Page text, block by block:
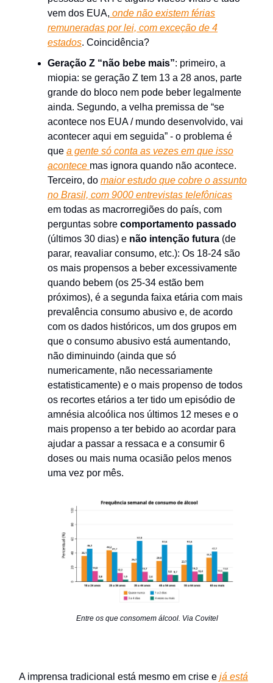
vem dos EUA, onde não existem férias
remuneradas por lei, com exceção de 4
estados. Coincidência?
Geração Z “não bebe mais”: primeiro, a
miopia: se geração Z tem 13 a 28 anos, parte
grande do bloco nem pode beber legalmente
ainda. Segundo, a velha premissa de “se
acontece nos EUA / mundo desenvolvido, vai
acontecer aqui em seguida” - o problema é
que a gente só conta as vezes em que isso
acontece mas ignora quando não acontece.
Terceiro, do maior estudo que cobre o assunto
no Brasil, com 9000 entrevistas telefônicas
em todas as macrorregiões do país, com
perguntas sobre comportamento passado
(últimos 30 dias) e não intenção futura (de
parar, reavaliar consumo, etc.): Os 18-24 são
os mais propensos a beber excessivamente
quando bebem (os 25-34 estão bem
próximos), é a segunda faixa etária com mais
prevalência consumo abusivo e, de acordo
com os dados históricos, um dos grupos em
que o consumo abusivo está aumentando,
não diminuindo (ainda que só
numericamente, não necessariamente
estatisticamente) e o mais propenso de todos
os recortes etários a ter tido um episódio de
amnésia alcoólica nos últimos 12 meses e o
mais propenso a ter bebido ao acordar para
ajudar a passar a ressaca e a consumir 6
doses ou mais numa ocasião pelos menos
uma vez por mês.
Entre os que consomem álcool. Via Covitel
A imprensa tradicional está mesmo em crise e já está